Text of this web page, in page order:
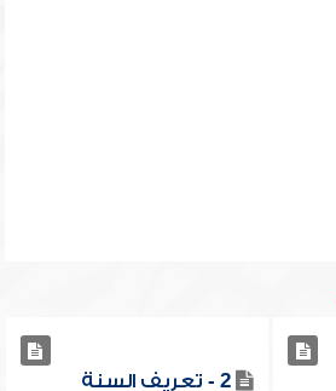
2 - تعريف السنة